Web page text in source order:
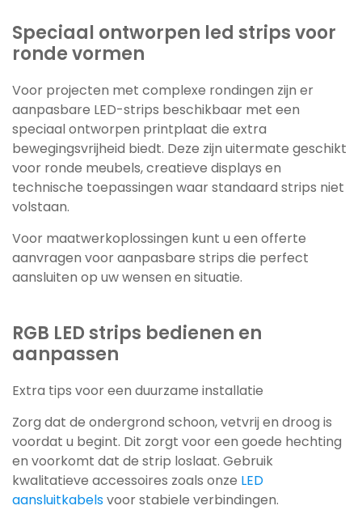
Speciaal ontworpen led strips voor
ronde vormen
Voor projecten met complexe rondingen zijn er
aanpasbare LED-strips beschikbaar met een
speciaal ontworpen printplaat die extra
bewegingsvrijheid biedt. Deze zijn uitermate geschikt
voor ronde meubels, creatieve displays en
technische toepassingen waar standaard strips niet
volstaan.
Voor maatwerkoplossingen kunt u een offerte
aanvragen voor aanpasbare strips die perfect
aansluiten op uw wensen en situatie.
RGB LED strips bedienen en
aanpassen
Extra tips voor een duurzame installatie
Zorg dat de ondergrond schoon, vetvrij en droog is
voordat u begint. Dit zorgt voor een goede hechting
en voorkomt dat de strip loslaat. Gebruik
kwalitatieve accessoires zoals onze LED
aansluitkabelsvoor stabiele verbindingen.